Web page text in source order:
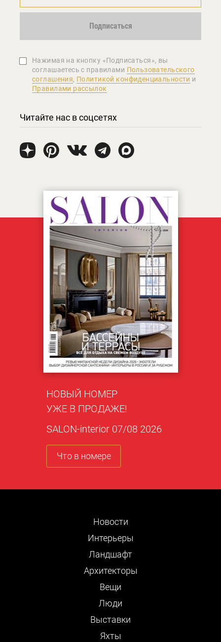
Подписаться
Нажимая на кнопку «Подписаться», вы
соглашаетеcь с правилами Пользовательского
соглашения, Политикой конфиденциальности и
Правилами рассылок
Читайте нас в соцсетях
НОВЫЙ НОМЕР
УЖЕ В ПРОДАЖЕ!
SALON-interior 07/08 2026
Что в номере
Новости
Интерьеры
Ландшафт
Архитекторы
Вещи
Люди
Выставки
Яхты